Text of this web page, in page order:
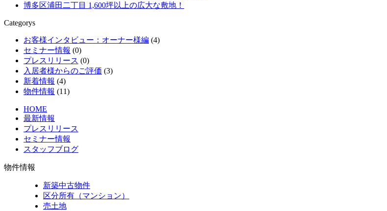
博多区浦田二丁目 1,600坪以上の広大な敷地！
Categorys
お客様インタビュー：オーナー様編 (4)
セミナー情報 (0)
プレスリリース (0)
入居者様からのご評価 (3)
新着情報 (4)
物件情報 (11)
HOME
最新情報
プレスリリース
セミナー情報
スタッフブログ
物件情報
新築中古物件
区分所有（マンション）
売土地